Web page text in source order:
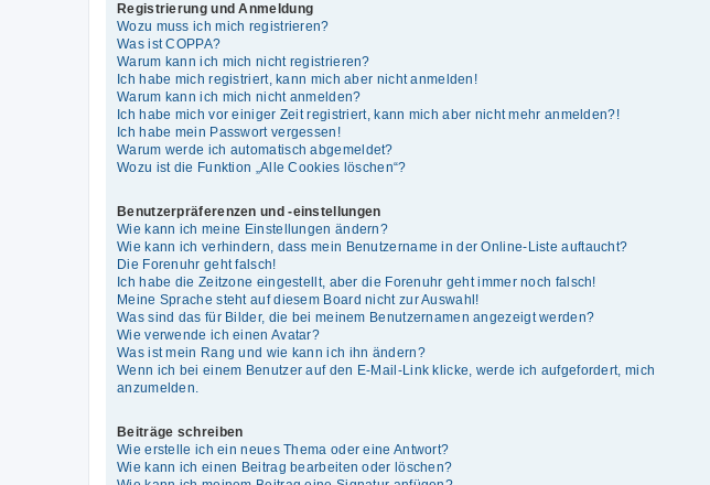
Registrierung und Anmeldung
Wozu muss ich mich registrieren?
Was ist COPPA?
Warum kann ich mich nicht registrieren?
Ich habe mich registriert, kann mich aber nicht anmelden!
Warum kann ich mich nicht anmelden?
Ich habe mich vor einiger Zeit registriert, kann mich aber nicht mehr anmelden?!
Ich habe mein Passwort vergessen!
Warum werde ich automatisch abgemeldet?
Wozu ist die Funktion „Alle Cookies löschen“?
Benutzerpräferenzen und -einstellungen
Wie kann ich meine Einstellungen ändern?
Wie kann ich verhindern, dass mein Benutzername in der Online-Liste auftaucht?
Die Forenuhr geht falsch!
Ich habe die Zeitzone eingestellt, aber die Forenuhr geht immer noch falsch!
Meine Sprache steht auf diesem Board nicht zur Auswahl!
Was sind das für Bilder, die bei meinem Benutzernamen angezeigt werden?
Wie verwende ich einen Avatar?
Was ist mein Rang und wie kann ich ihn ändern?
Wenn ich bei einem Benutzer auf den E-Mail-Link klicke, werde ich aufgefordert, mich
anzumelden.
Beiträge schreiben
Wie erstelle ich ein neues Thema oder eine Antwort?
Wie kann ich einen Beitrag bearbeiten oder löschen?